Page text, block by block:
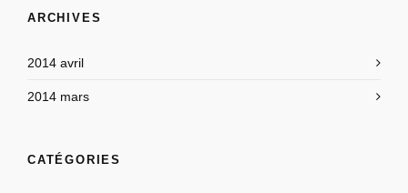
ARCHIVES
2014 avril
2014 mars
CATÉGORIES